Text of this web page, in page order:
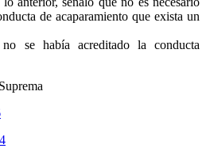
de acaparamiento que exista un
se había acreditado la conducta